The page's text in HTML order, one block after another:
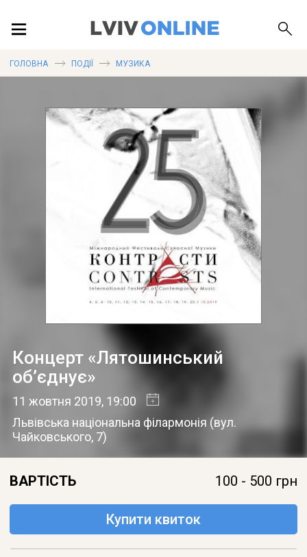
ГОЛОВНА ПОДІЇ МУЗИКА
Концерт «Лятошинський
об’єднує»
11 жовтня 2019, 19:00
Львівська національна філармонія (вул.
Чайковського, 7)
ВАРТІСТЬ 100 - 500 грн
Купити квиток